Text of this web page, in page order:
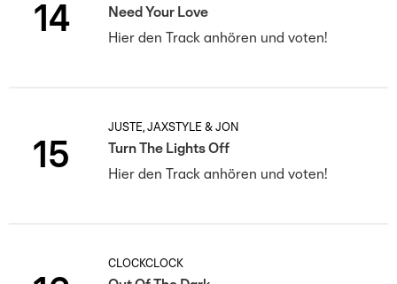
14
Need Your Love
Hier den Track anhören und voten!
15
JUSTÈ, JAXSTYLE & JON
Turn The Lights Off
Hier den Track anhören und voten!
CLOCKCLOCK